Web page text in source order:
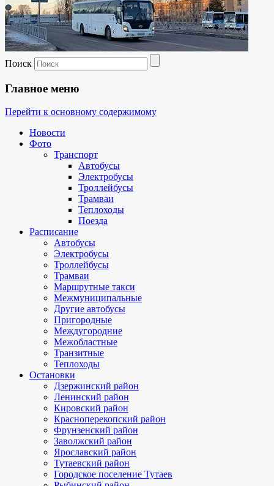
Поиск
Главное меню
Перейти к основному содержимому
Новости
Фото
Транспорт
Автобусы
Электробусы
Троллейбусы
Трамваи
Теплоходы
Поезда
Расписание
Автобусы
Электробусы
Троллейбусы
Трамваи
Маршрутные такси
Межмуниципальные
Другие автобусы
Пригородные
Междугородние
Межобластные
Транзитные
Теплоходы
Остановки
Дзержинский район
Ленинский район
Кировский район
Красноперекопский район
Фрунзенский район
Заволжский район
Ярославский район
Тутаевский район
Городское поселение Тутаев